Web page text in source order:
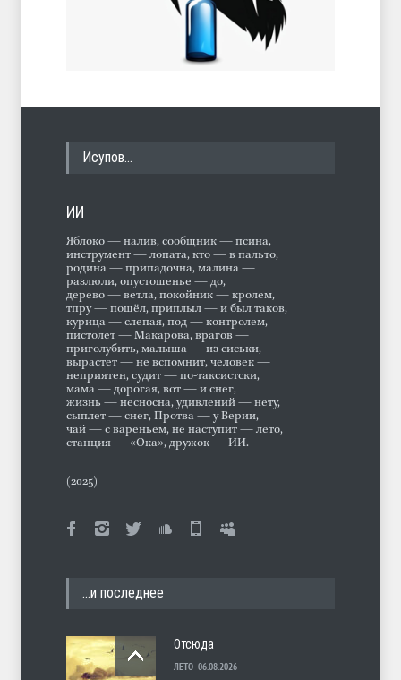
Исупов…
ИИ
Яблоко — налив, сообщник — псина,
инструмент — лопата, кто — в пальто,
родина — припадочна, малина —
разлюли, опустошенье — до,
дерево — ветла, покойник — кролем,
тпру — пошёл, приплыл — и был таков,
курица — слепая, под — контролем,
пистолет — Макарова, врагов —
приголубить, малыша — из сиськи,
вырастет — не вспомнит, человек —
неприятен, судит — по-таксистски,
мама — дорогая, вот — и снег,
жизнь — несносна, удивлений — нету,
сыплет — снег, Протва — у Верии,
чай — с вареньем, не наступит — лето,
станция — «Ока», дружок — ИИ.
(2025)
…и последнее
Отсюда
ЛЕТО 06.08.2026